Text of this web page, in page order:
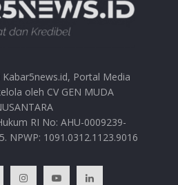
Portal Media
oleh CV GEN MUDA
RI No: AHU-0009239-
NPWP: 1091.0312.1123.9016